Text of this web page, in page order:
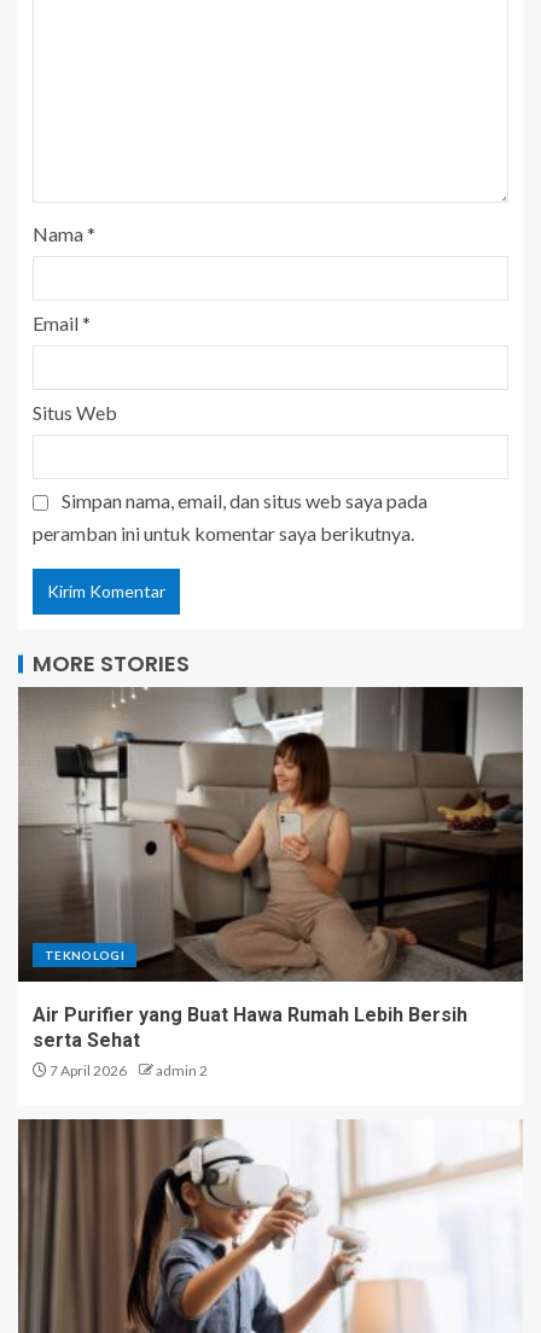
Nama*
Email*
Situs Web
Simpan nama, email, dan situs web saya pada
peramban ini untuk komentar saya berikutnya.
MORE STORIES
TEKNOLOGI
Air Purifier yang Buat Hawa Rumah Lebih Bersih
serta Sehat
7 April 2026 admin 2